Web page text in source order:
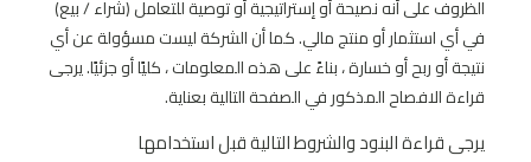
الظروف على أنه نصيحة أو إستراتيجية أو توصية للتعامل (شراء / بيع)
في أي استثمار أو منتج مالي. كما أن الشركة ليست مسؤولة عن أي
نتيجة أو ربح أو خسارة ، بناءً على هذه المعلومات ، كليًا أو جزئيًا. يرجى
قراءة الافصاح المذكور في الصفحة التالية بعناية.
يرجى قراءة البنود والشروط التالية قبل استخدامها